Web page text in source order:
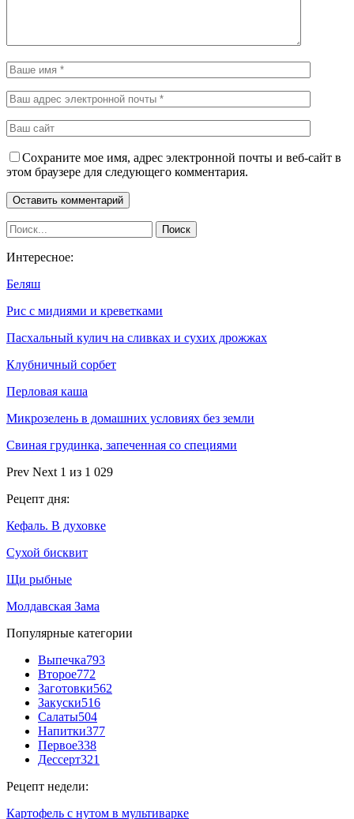
Сохраните мое имя, адрес электронной почты и веб-сайт в
этом браузере для следующего комментария.
Интересное:
Беляш
Рис с мидиями и креветками
Пасхальный кулич на сливках и сухих дрожжах
Клубничный сорбет
Перловая каша
Микрозелень в домашних условиях без земли
Свиная грудинка, запеченная со специями
Prev Next 1 из 1 029
Рецепт дня:
Кефаль. В духовке
Сухой бисквит
Щи рыбные
Молдавская Зама
Популярные категории
Выпечка793
Второе772
Заготовки562
Закуски516
Салаты504
Напитки377
Первое338
Дессерт321
Рецепт недели:
Картофель с нутом в мультиварке